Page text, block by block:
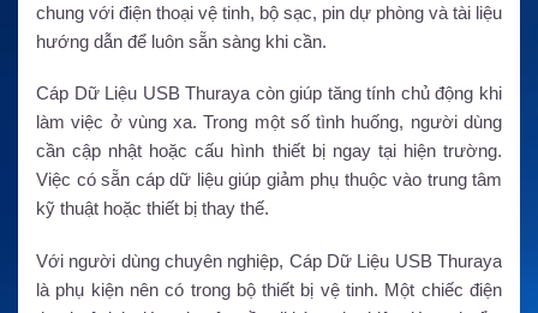
chung với điện thoại vệ tinh, bộ sạc, pin dự phòng và tài liệu
hướng dẫn để luôn sẵn sàng khi cần.
Cáp Dữ Liệu USB Thuraya còn giúp tăng tính chủ động khi
làm việc ở vùng xa. Trong một số tình huống, người dùng
cần cập nhật hoặc cấu hình thiết bị ngay tại hiện trường.
Việc có sẵn cáp dữ liệu giúp giảm phụ thuộc vào trung tâm
kỹ thuật hoặc thiết bị thay thế.
Với người dùng chuyên nghiệp, Cáp Dữ Liệu USB Thuraya
là phụ kiện nên có trong bộ thiết bị vệ tinh. Một chiếc điện